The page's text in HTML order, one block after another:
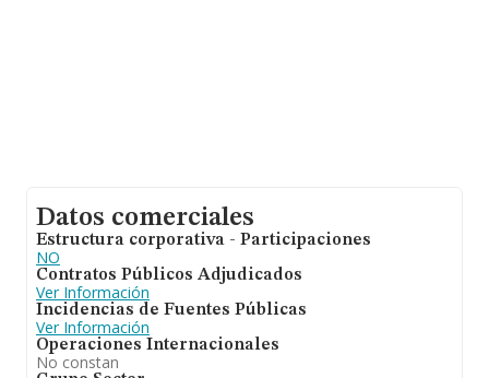
Datos comerciales
Estructura corporativa - Participaciones
NO
Contratos Públicos Adjudicados
Ver Información
Incidencias de Fuentes Públicas
Ver Información
Operaciones Internacionales
No constan